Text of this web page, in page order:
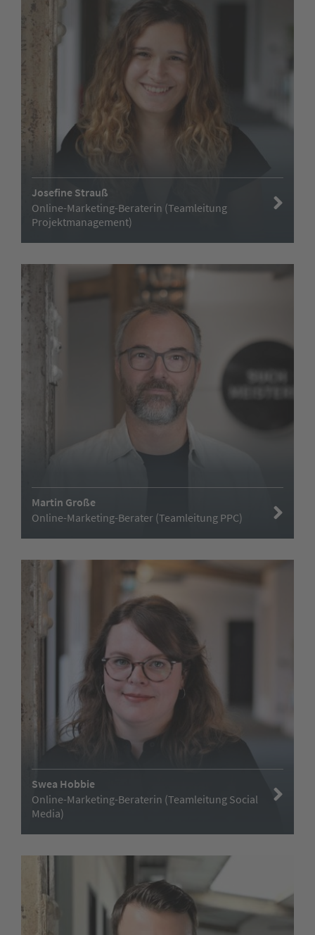
Josefine Strauß
Online-Marketing-Beraterin (Teamleitung
Projektmanagement)
Martin Große
Online-Marketing-Berater (Teamleitung PPC)
Swea Hobbie
Online-Marketing-Beraterin (Teamleitung Social
Media)